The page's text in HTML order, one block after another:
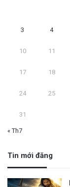
3 4
10 11
17 18
24 25
31
« Th7
Tin mới đăng